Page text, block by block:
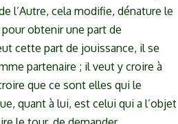
l’Autre, cela modifie, dénature le
pour obtenir une part de
cette part de jouissance, il se
partenaire ; il veut y croire à
que ce sont elles qui le
quant à lui, est celui qui a l’objet